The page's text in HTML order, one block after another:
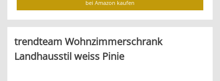
bei Amazon kaufen
trendteam Wohnzimmerschrank
Landhausstil weiss Pinie